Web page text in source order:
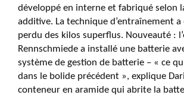
développé en interne et fabriqué selon
additive. La technique d’entraînement a
perdu des kilos superflus. Nouveauté :
Rennschmiede a installé une batterie
système de gestion de batterie – « ce
dans le bolide précédent », explique
conteneur en aramide qui abrite la